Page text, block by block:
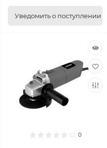
Уведомить о поступлении
0